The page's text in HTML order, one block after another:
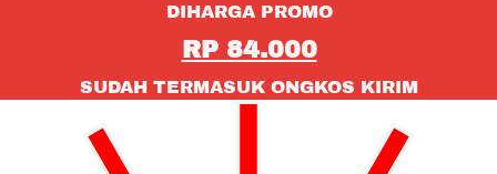
DIHARGA PROMO
RP 84.000
SUDAH TERMASUK ONGKOS KIRIM